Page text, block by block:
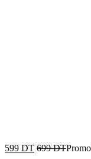
599 DT 699DT